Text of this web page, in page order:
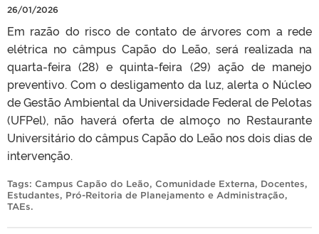
26/01/2026
Em razão do risco de contato de árvores com a rede
elétrica no câmpus Capão do Leão, será realizada na
quarta-feira (28) e quinta-feira (29) ação de manejo
preventivo. Com o desligamento da luz, alerta o Núcleo
de Gestão Ambiental da Universidade Federal de Pelotas
(UFPel), não haverá oferta de almoço no Restaurante
Universitário do câmpus Capão do Leão nos dois dias de
intervenção.
Tags: Campus Capão do Leão, Comunidade Externa, Docentes,
Estudantes, Pró-Reitoria de Planejamento e Administração,
TAEs.